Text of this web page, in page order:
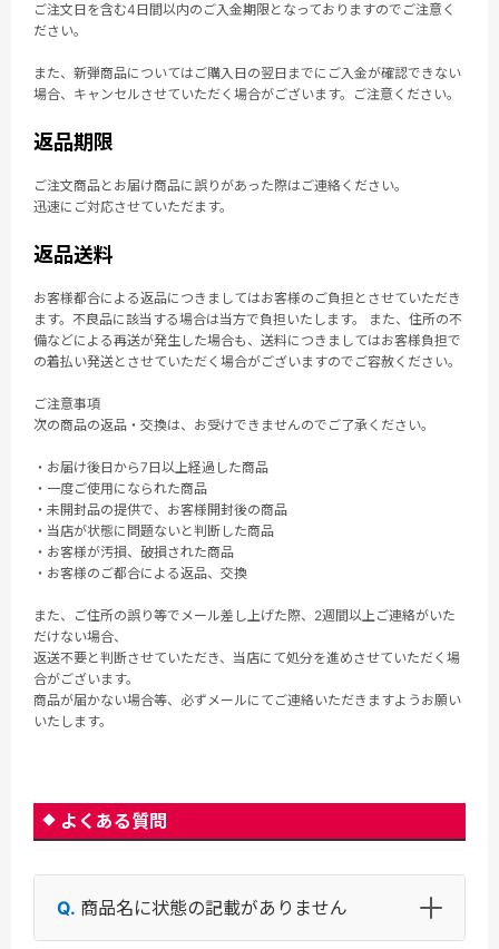
ご注文日を含む4日間以内のご入金期限となっておりますのでご注意く
ださい。
また、新弾商品についてはご購入日の翌日までにご入金が確認できない
場合、キャンセルさせていただく場合がございます。ご注意ください。
返品期限
ご注文商品とお届け商品に誤りがあった際はご連絡ください。
迅速にご対応させていただます。
返品送料
お客様都合による返品につきましてはお客様のご負担とさせていただき
ます。不良品に該当する場合は当方で負担いたします。 また、住所の不
備などによる再送が発生した場合も、送料につきましてはお客様負担で
の着払い発送とさせていただく場合がございますのでご容赦ください。
ご注意事項
次の商品の返品・交換は、お受けできませんのでご了承ください。
・お届け後日から7日以上経過した商品
・一度ご使用になられた商品
・未開封品の提供で、お客様開封後の商品
・当店が状態に問題ないと判断した商品
・お客様が汚損、破損された商品
・お客様のご都合による返品、交換
また、ご住所の誤り等でメール差し上げた際、2週間以上ご連絡がいた
だけない場合、
返送不要と判断させていただき、当店にて処分を進めさせていただく場
合がございます。
商品が届かない場合等、必ずメールにてご連絡いただきますようお願い
いたします。
よくある質問
商品名に状態の記載がありません